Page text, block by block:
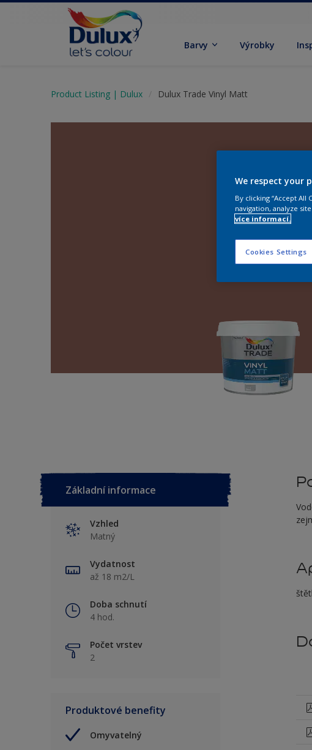
Barvy Výrobky
Product Listing | Dulux Dulux Trade Vinyl Matt
Základní informace
Vzhled
Matný
Vydatnost
až 18 m2/L
Doba schnutí
4 hod.
Počet vrstev
2
Produktové benefity
Omyvatelný
We respect your
By clicking “Accept
navigation, analyze
více informací.
Cookies Settings